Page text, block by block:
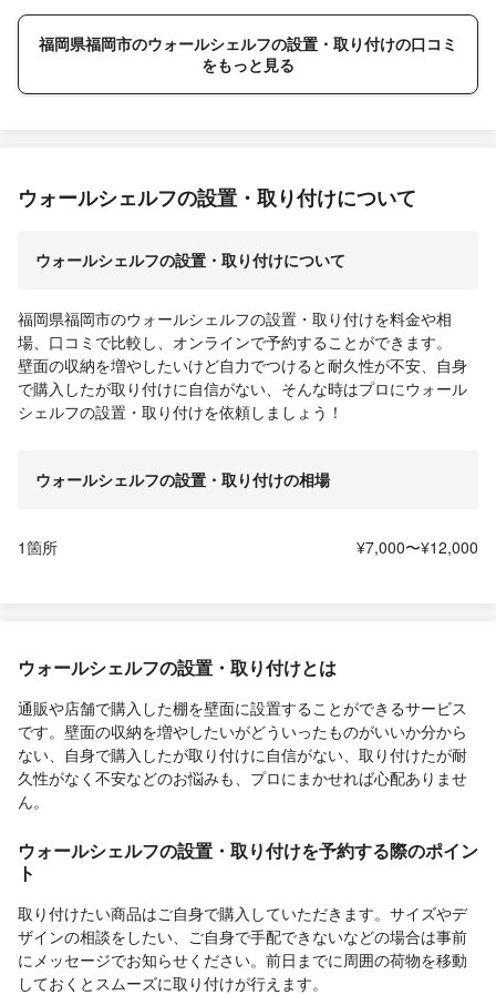
福岡県福岡市のウォールシェルフの設置・取り付けの口コミ
をもっと見る
ウォールシェルフの設置・取り付けについて
ウォールシェルフの設置・取り付けについて
福岡県福岡市のウォールシェルフの設置・取り付けを料金や相
場、口コミで比較し、オンラインで予約することができます。
壁面の収納を増やしたいけど自力でつけると耐久性が不安、自身
で購入したが取り付けに自信がない、そんな時はプロにウォール
シェルフの設置・取り付けを依頼しましょう！
ウォールシェルフの設置・取り付けの相場
1箇所 ¥7,000〜¥12,000
ウォールシェルフの設置・取り付けとは
通販や店舗で購入した棚を壁面に設置することができるサービス
です。壁面の収納を増やしたいがどういったものがいいか分から
ない、自身で購入したが取り付けに自信がない、取り付けたが耐
久性がなく不安などのお悩みも、プロにまかせれば心配ありませ
ん。
ウォールシェルフの設置・取り付けを予約する際のポイン
ト
取り付けたい商品はご自身で購入していただきます。サイズやデ
ザインの相談をしたい、ご自身で手配できないなどの場合は事前
にメッセージでお知らせください。前日までに周囲の荷物を移動
しておくとスムーズに取り付けが行えます。